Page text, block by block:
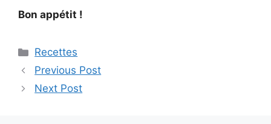
Bon appétit !
Categories
Recettes
Previous Post
Next Post